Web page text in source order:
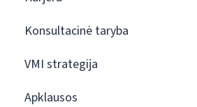
Konsultacinė taryba
VMI strategija
Apklausos